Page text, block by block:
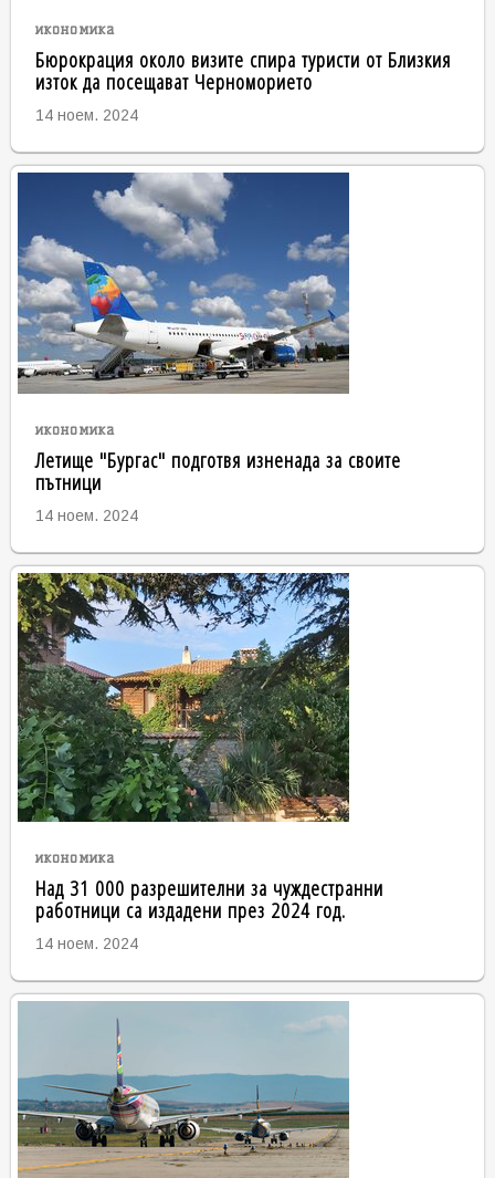
икономика
Бюрокрация около визите спира туристи от Близкия
изток да посещават Черноморието
14 ноем. 2024
икономика
Летище "Бургас" подготвя изненада за своите
пътници
14 ноем. 2024
икономика
Над 31 000 разрешителни за чуждестранни
работници са издадени през 2024 год.
14 ноем. 2024